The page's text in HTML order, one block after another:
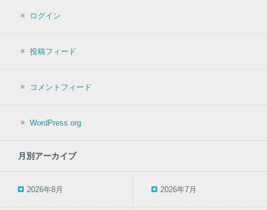
ログイン
投稿フィード
コメントフィード
WordPress.org
月別アーカイブ
2026年8月 2026年7月